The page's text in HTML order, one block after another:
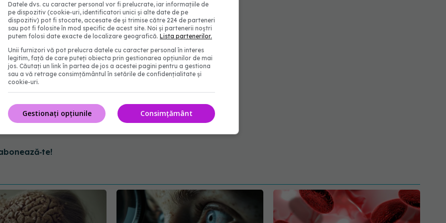
necesare, deoarece sistemul nostru nervos este
tolereze impactul pe termen scurt ", adaugă el.
Datele dvs. cu caracter personal vor fi prelucrate, iar informațiile de
pe dispozitiv (cookie-uri, identificatori unici și alte date de pe
dispozitiv) pot fi stocate, accesate de și trimise către 224 de parteneri
sau pot fi folosite în mod specific de acest site. Noi și partenerii noștri
putem folosi date exacte de localizare geografică. Lista partenerilor.
Unii furnizori vă pot prelucra datele cu caracter personal în interes
legitim, față de care puteți obiecta prin gestionarea opțiunilor de mai
jos. Căutați un link în partea de jos a acestei pagini pentru a gestiona
sau a vă retrage consimțământul în setările de confidențialitate și
cookie-uri.
Consimțământ
Gestionați opțiunile